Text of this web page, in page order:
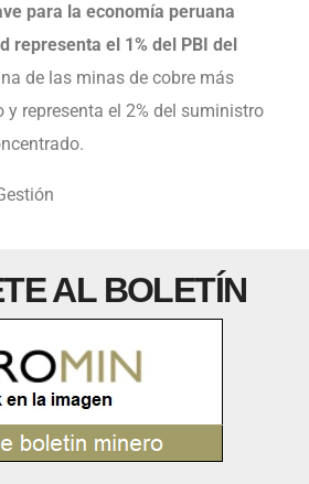
para la economía peruana
representa el 1% del PBI del
de las minas de cobre más
y representa el 2% del suministro
AL BOLETÍN